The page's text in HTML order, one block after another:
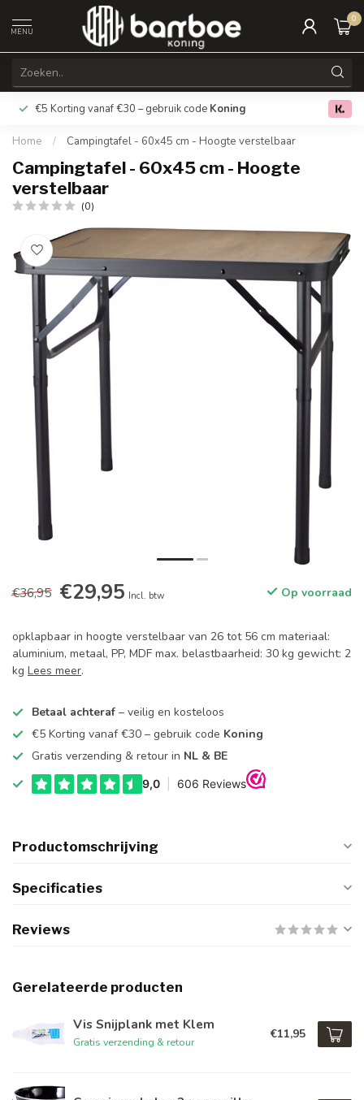
MENU
0
€5 Korting vanaf €30 – gebruik code Koning Gratis
Home / Campingtafel - 60x45 cm - Hoogte verstelbaar
Campingtafel - 60x45 cm - Hoogte
verstelbaar
(0)
€36,95 €29,95 Incl. btw Op voorraad
opklapbaar in hoogte verstelbaar van 26 tot 56 cm materiaal:
aluminium, metaal, PP, MDF max. belastbaarheid: 30 kg gewicht: 2
kg Lees meer.
Betaal achteraf – veilig en kosteloos
€5 Korting vanaf €30 – gebruik code Koning
Gratis verzending & retour in NL & BE
Productomschrijving
Specificaties
Reviews
Gerelateerde producten
Vis Snijplank met Klem
Gratis verzending & retour
€11,95